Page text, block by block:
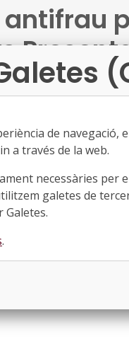
de 5.000
de navegació,
a través de la web.
necessàries per
galetes de
.